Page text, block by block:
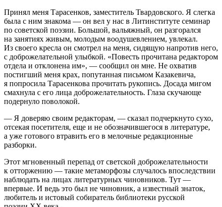
Принял меня Тарасенков, заместитель Твардовского. Я слегка
была с ним знакома — он вел у нас в Литинституте семинар
по советской поэзии. Большой, вальяжный, он разгорался
на занятиях живым, молодым воодушевлением, увлекал.
Из своего кресла он смотрел на меня, сидящую напротив него,
с доброжелательной улыбкой. «Повесть прочитана редактором
отдела и отклонена им», — сообщил он мне. Не охватив
постигший меня крах, попутанная письмом Казакевича,
я попросила Тарасенкова прочитать рукопись. Досада мигом
смахнула с его лица доброжелательность. Глаза скучающе
подернуло поволокой.
— Я доверяю своим редакторам, — сказал подчеркнуто сухо,
отсекая посетителя, еще и не обозначившегося в литературе,
а уже готового втравить его в мелочные редакционные
разборки.
Этот мгновенный перепад от светской доброжелательности
к отторжению — такие метаморфозы случалось впоследствии
наблюдать на лицах литературных чиновников. Тут —
впервые. И ведь это был не чиновник, а известный знаток,
любитель и истовый собиратель библиотеки русской